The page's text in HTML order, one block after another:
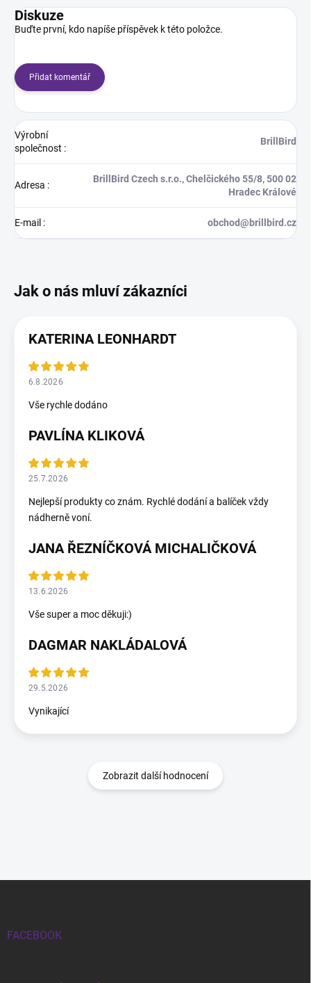
Diskuze
Buďte první, kdo napíše příspěvek k této položce.
Přidat komentář
Výrobní
společnost :
BrillBird
Adresa :
BrillBird Czech s.r.o., Chelčického 55/8, 500 02
Hradec Králové
E-mail : obchod@brillbird.cz
KATERINA LEONHARDT
6.8.2026
Vše rychle dodáno
PAVLÍNA KLIKOVÁ
25.7.2026
Nejlepší produkty co znám. Rychlé dodání a balíček vždy
nádherně voní.
JANA ŘEZNÍČKOVÁ MICHALIČKOVÁ
13.6.2026
Vše super a moc děkuji:)
DAGMAR NAKLÁDALOVÁ
29.5.2026
Vynikající
Zobrazit další hodnocení
FACEBOOK